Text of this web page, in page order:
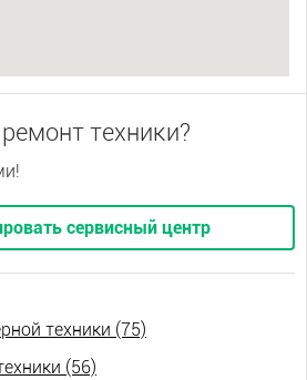
техники?
сервисный центр
техники (75)
(56)